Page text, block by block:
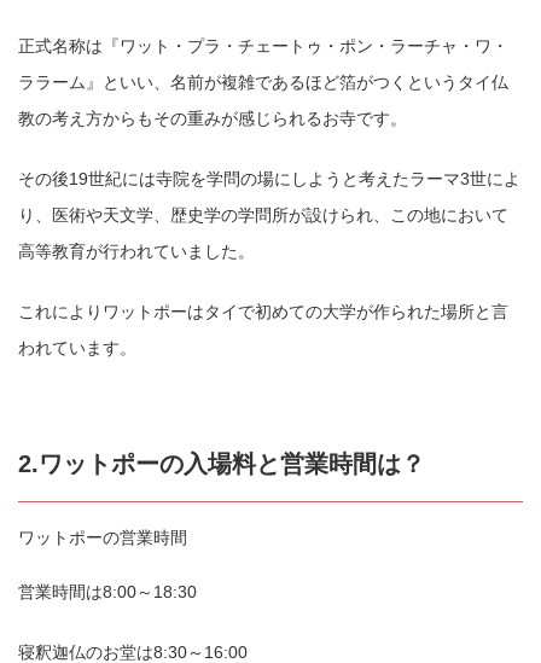
正式名称は『ワット・プラ・チェートゥ・ポン・ラーチャ・ワ・
ララーム』といい、名前が複雑であるほど箔がつくというタイ仏
教の考え方からもその重みが感じられるお寺です。
その後19世紀には寺院を学問の場にしようと考えたラーマ3世によ
り、医術や天文学、歴史学の学問所が設けられ、この地において
高等教育が行われていました。
これによりワットポーはタイで初めての大学が作られた場所と言
われています。
2.ワットポーの入場料と営業時間は？
ワットポーの営業時間
営業時間は8:00～18:30
寝釈迦仏のお堂は8:30～16:00